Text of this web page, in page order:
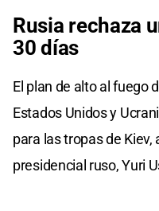
Rusia rechaza
30 días
El plan de alto al fuego
Estados Unidos y
para las tropas de
presidencial ruso, Yuri